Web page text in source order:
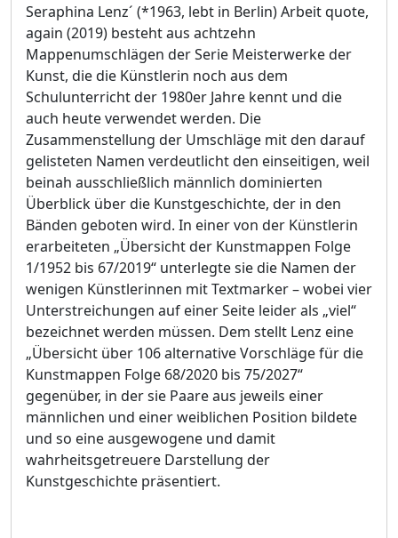
Seraphina Lenz´ (*1963, lebt in Berlin) Arbeit quote,
again (2019) besteht aus achtzehn
Mappenumschlägen der Serie Meisterwerke der
Kunst, die die Künstlerin noch aus dem
Schulunterricht der 1980er Jahre kennt und die
auch heute verwendet werden. Die
Zusammenstellung der Umschläge mit den darauf
gelisteten Namen verdeutlicht den einseitigen, weil
beinah ausschließlich männlich dominierten
Überblick über die Kunstgeschichte, der in den
Bänden geboten wird. In einer von der Künstlerin
erarbeiteten „Übersicht der Kunstmappen Folge
1/1952 bis 67/2019“ unterlegte sie die Namen der
wenigen Künstlerinnen mit Textmarker – wobei vier
Unterstreichungen auf einer Seite leider als „viel“
bezeichnet werden müssen. Dem stellt Lenz eine
„Übersicht über 106 alternative Vorschläge für die
Kunstmappen Folge 68/2020 bis 75/2027“
gegenüber, in der sie Paare aus jeweils einer
männlichen und einer weiblichen Position bildete
und so eine ausgewogene und damit
wahrheitsgetreuere Darstellung der
Kunstgeschichte präsentiert.